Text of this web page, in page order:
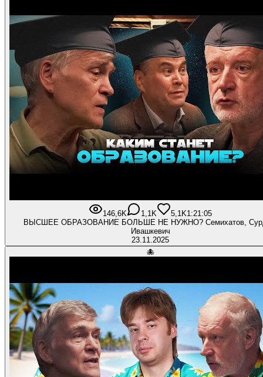
146,6K 1,1K 5,1K1:21:05
ВЫСШЕЕ ОБРАЗОВАНИЕ БОЛЬШЕ НЕ НУЖНО? Семихатов,
Ивашкевич
23.11.2025
🐙